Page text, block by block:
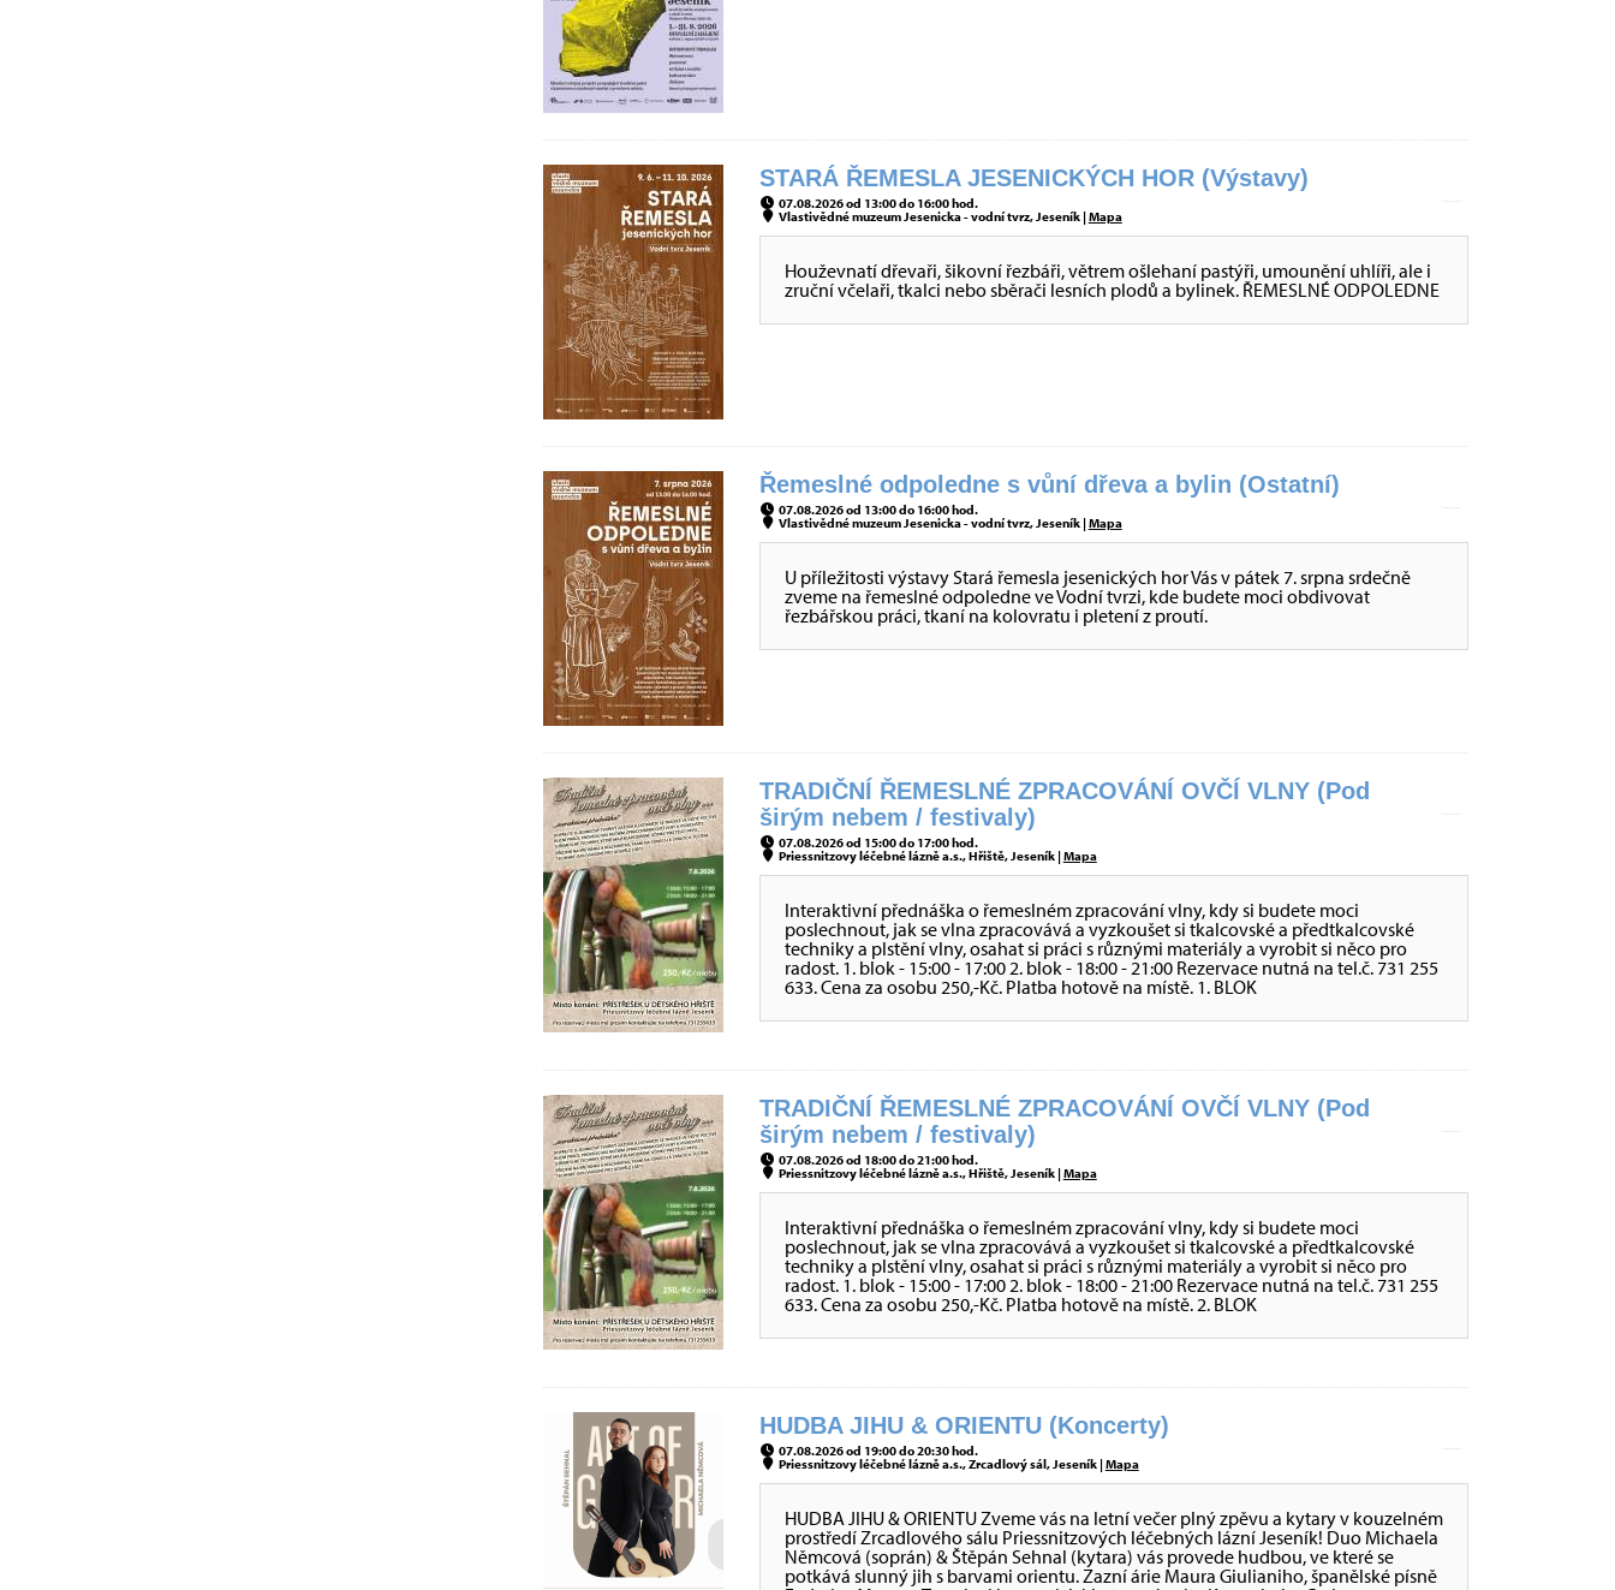
STARÁ ŘEMESLA JESENICKÝCH HOR (Výstavy)
07.08.2026 od 13:00 do 16:00 hod.
Vlastivědné muzeum Jesenicka - vodní tvrz, Jeseník |Mapa
Houževnatí dřevaři, šikovní řezbáři, větrem ošlehaní pastýři, umounění uhlíři, ale i
zruční včelaři, tkalci nebo sběrači lesních plodů a bylinek. ŘEMESLNÉ ODPOLEDNE
Řemeslné odpoledne s vůní dřeva a bylin (Ostatní)
07.08.2026 od 13:00 do 16:00 hod.
Vlastivědné muzeum Jesenicka - vodní tvrz, Jeseník |Mapa
U příležitosti výstavy Stará řemesla jesenických hor Vás v pátek 7. srpna srdečně
zveme na řemeslné odpoledne ve Vodní tvrzi, kde budete moci obdivovat
řezbářskou práci, tkaní na kolovratu i pletení z proutí.
TRADIČNÍ ŘEMESLNÉ ZPRACOVÁNÍ OVČÍ VLNY (Pod
širým nebem / festivaly)
07.08.2026 od 15:00 do 17:00 hod.
Priessnitzovy léčebné lázně a.s., Hřiště, Jeseník |Mapa
Interaktivní přednáška o řemeslném zpracování vlny, kdy si budete moci
poslechnout, jak se vlna zpracovává a vyzkoušet si tkalcovské a předtkalcovské
techniky a plstění vlny, osahat si práci s různými materiály a vyrobit si něco pro
radost. 1. blok - 15:00 - 17:00 2. blok - 18:00 - 21:00 Rezervace nutná na tel.č. 731 255
633. Cena za osobu 250,-Kč. Platba hotově na místě. 1. BLOK
TRADIČNÍ ŘEMESLNÉ ZPRACOVÁNÍ OVČÍ VLNY (Pod
širým nebem / festivaly)
07.08.2026 od 18:00 do 21:00 hod.
Priessnitzovy léčebné lázně a.s., Hřiště, Jeseník |Mapa
Interaktivní přednáška o řemeslném zpracování vlny, kdy si budete moci
poslechnout, jak se vlna zpracovává a vyzkoušet si tkalcovské a předtkalcovské
techniky a plstění vlny, osahat si práci s různými materiály a vyrobit si něco pro
radost. 1. blok - 15:00 - 17:00 2. blok - 18:00 - 21:00 Rezervace nutná na tel.č. 731 255
633. Cena za osobu 250,-Kč. Platba hotově na místě. 2. BLOK
HUDBA JIHU & ORIENTU (Koncerty)
07.08.2026 od 19:00 do 20:30 hod.
Priessnitzovy léčebné lázně a.s., Zrcadlový sál, Jeseník |Mapa
HUDBA JIHU & ORIENTU Zveme vás na letní večer plný zpěvu a kytary v kouzelném
prostředí Zrcadlového sálu Priessnitzových léčebných lázní Jeseník! Duo Michaela
Němcová (soprán) & Štěpán Sehnal (kytara) vás provede hudbou, ve které se
potkává slunný jih s barvami orientu. Zazní árie Maura Giulianiho, španělské písně